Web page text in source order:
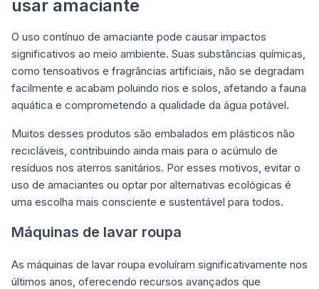
usar amaciante
O uso contínuo de amaciante pode causar impactos
significativos ao meio ambiente. Suas substâncias químicas,
como tensoativos e fragrâncias artificiais, não se degradam
facilmente e acabam poluindo rios e solos, afetando a fauna
aquática e comprometendo a qualidade da água potável.
Muitos desses produtos são embalados em plásticos não
recicláveis, contribuindo ainda mais para o acúmulo de
resíduos nos aterros sanitários. Por esses motivos, evitar o
uso de amaciantes ou optar por alternativas ecológicas é
uma escolha mais consciente e sustentável para todos.
Máquinas de lavar roupa
As máquinas de lavar roupa evoluíram significativamente nos
últimos anos, oferecendo recursos avançados que